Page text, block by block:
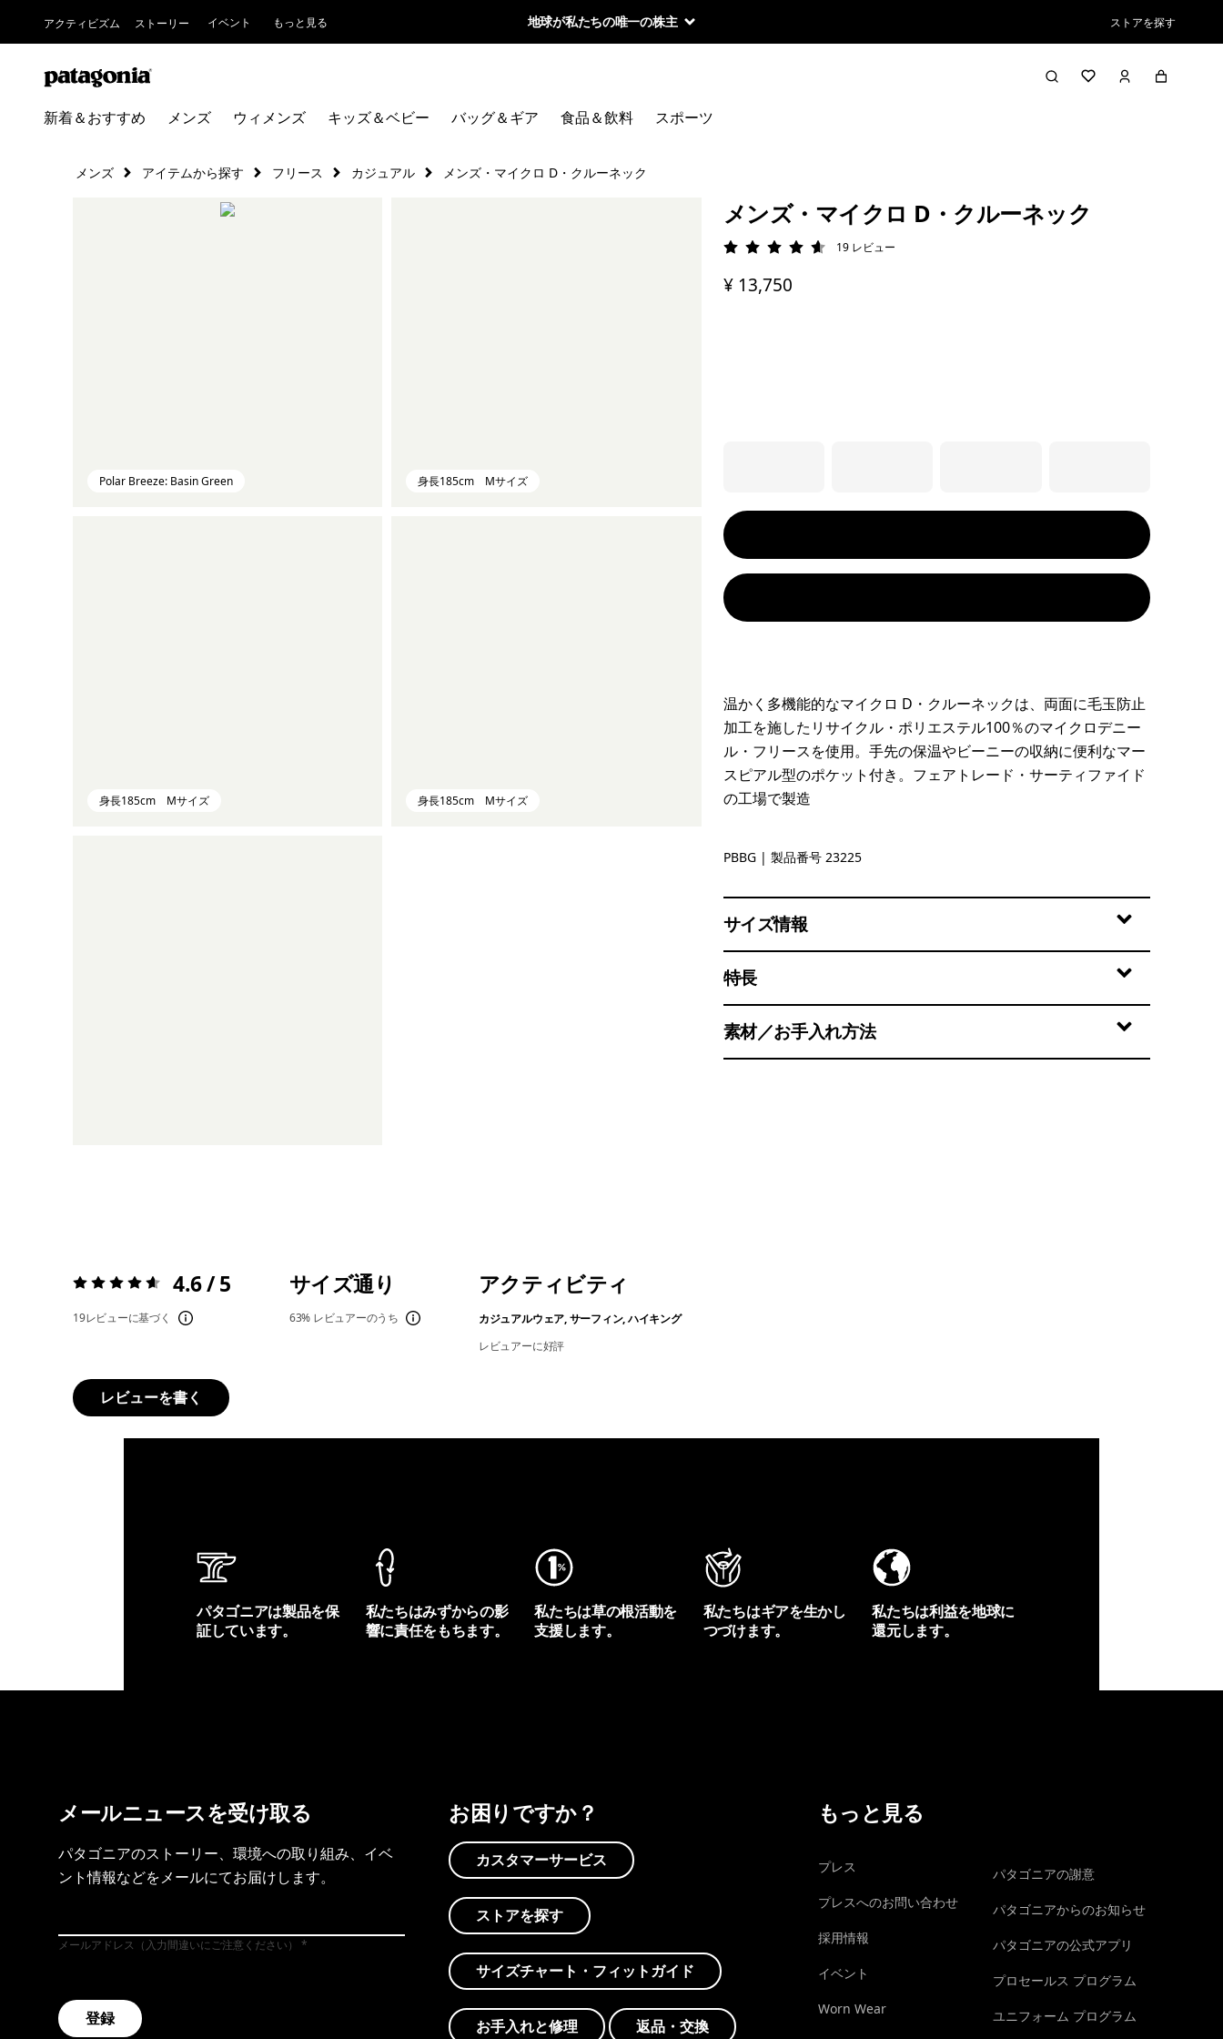
アクティビズム ストーリー イベント もっと見る 地球が私たちの唯一の株主 ストアを探す
新着＆おすすめ メンズ ウィメンズ キッズ＆ベビー バッグ＆ギア 食品＆飲料 スポーツ
メンズ アイテムから探す フリース カジュアル メンズ・マイクロ D・クルーネック
Polar Breeze: Basin Green 身長185cm Mサイズ
身長185cm Mサイズ 身長185cm Mサイズ
メンズ・マイクロ D・クルーネック
評価: 4.6 / 5
19 レビュー
¥ 13,750
温かく多機能的なマイクロ D・クルーネックは、両面に毛玉防止
加工を施したリサイクル・ポリエステル100％のマイクロデニー
ル・フリースを使用。手先の保温やビーニーの収納に便利なマー
スピアル型のポケット付き。フェアトレード・サーティファイド
の工場で製造
Polar Breeze: Basin Green
PBBG | 製品番号 23225
サイズ情報
特長
素材／お手入れ方法
評価:4.6 / 5 4.6 / 5
19レビューに基づく
サイズ通り
63% レビュアーのうち
アクティビティ
カジュアルウェア, サーフィン, ハイキング
レビュアーに好評
レビューを書く
パタゴニアは製品を保
証しています。
私たちはみずからの影
響に責任をもちます。
私たちは草の根活動を
支援します。
私たちはギアを生かし
つづけます。
私たちは利益を地球に
還元します。
メールニュースを受け取る
パタゴニアのストーリー、環境への取り組み、イベ
ント情報などをメールにてお届けします。
メールアドレス（入力間違いにご注意ください）
登録
お困りですか？
カスタマーサービス
ストアを探す
サイズチャート・フィットガイド
お手入れと修理 返品・交換
もっと見る
プレス
プレスへのお問い合わせ
採用情報
イベント
Worn Wear
パタゴニアの謝意
パタゴニアからのお知らせ
パタゴニアの公式アプリ
プロセールス プログラム
ユニフォーム プログラム